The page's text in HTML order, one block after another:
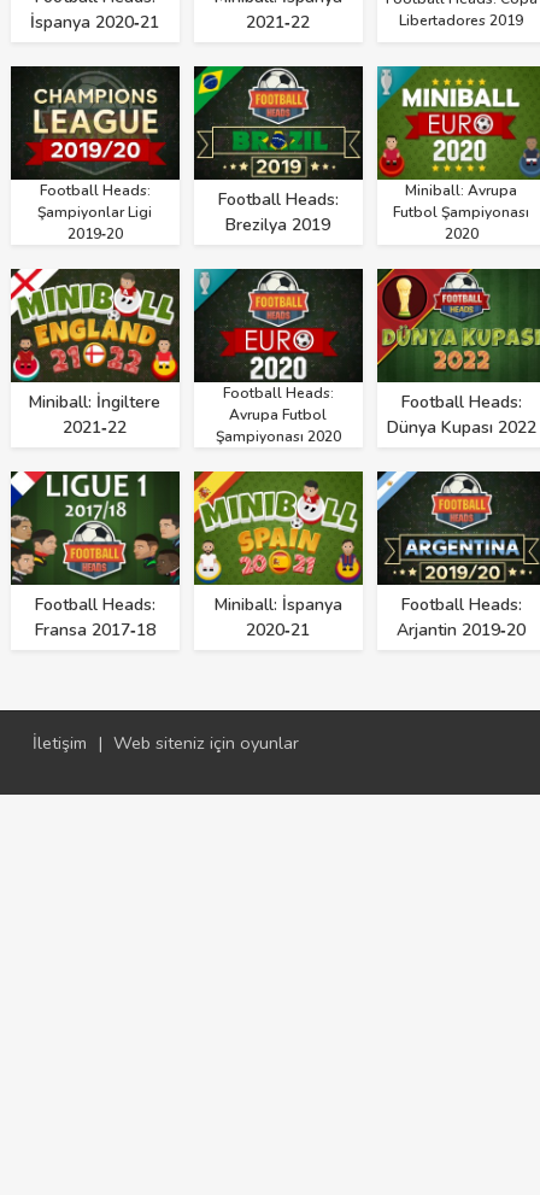
İspanya 2020‑21
2021‑22
Libertadores 2019
Football Heads:
Şampiyonlar Ligi
2019‑20
Football Heads:
Brezilya 2019
Miniball: Avrupa
Futbol Şampiyonası
2020
Miniball: İngiltere
2021‑22
Football Heads:
Avrupa Futbol
Şampiyonası 2020
Football Heads:
Dünya Kupası 2022
Football Heads:
Fransa 2017‑18
Miniball: İspanya
2020‑21
Football Heads:
Arjantin 2019‑20
İletişim | Web siteniz için oyunlar